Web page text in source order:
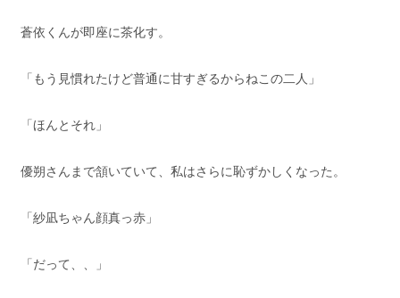
蒼依くんが即座に茶化す。
「もう見慣れたけど普通に甘すぎるからねこの二人」
「ほんとそれ」
優朔さんまで頷いていて、私はさらに恥ずかしくなった。
「紗凪ちゃん顔真っ赤」
「だって、、」